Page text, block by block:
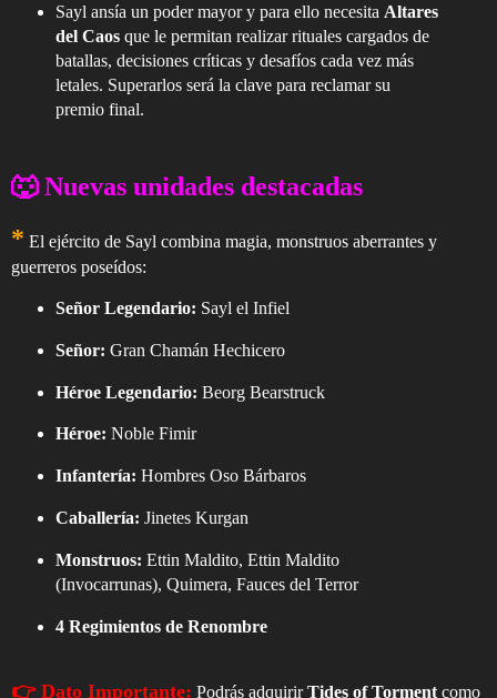
Sayl ansía un poder mayor y para ello necesita Altares
del Caosque le permitan realizar rituales cargados de
batallas, decisiones críticas y desafíos cada vez más
letales. Superarlos será la clave para reclamar su
premio final.
🐺 Nuevas unidades destacadas
* El ejército de Sayl combina magia, monstruos aberrantes y
guerreros poseídos:
Señor Legendario: Sayl el Infiel
Señor: Gran Chamán Hechicero
Héroe Legendario: Beorg Bearstruck
Héroe: Noble Fimir
Infantería: Hombres Oso Bárbaros
Caballería: Jinetes Kurgan
Monstruos: Ettin Maldito, Ettin Maldito
(Invocarrunas), Quimera, Fauces del Terror
4 Regimientos de Renombre
👉 Dato Importante: Podrás adquirirTides of Torment como